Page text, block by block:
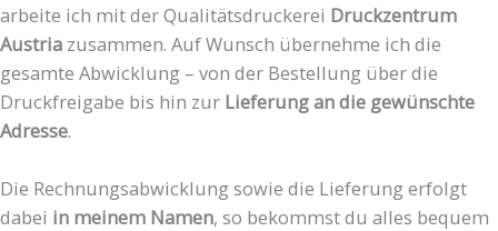
arbeite ich mit der Qualitätsdruckerei Druckzentrum
Austria zusammen. Auf Wunsch übernehme ich die
gesamte Abwicklung – von der Bestellung über die
Druckfreigabe bis hin zur Lieferung an die gewünschte
Adresse.
Die Rechnungsabwicklung sowie die Lieferung erfolgt
dabei in meinem Namen, so bekommst du alles bequem